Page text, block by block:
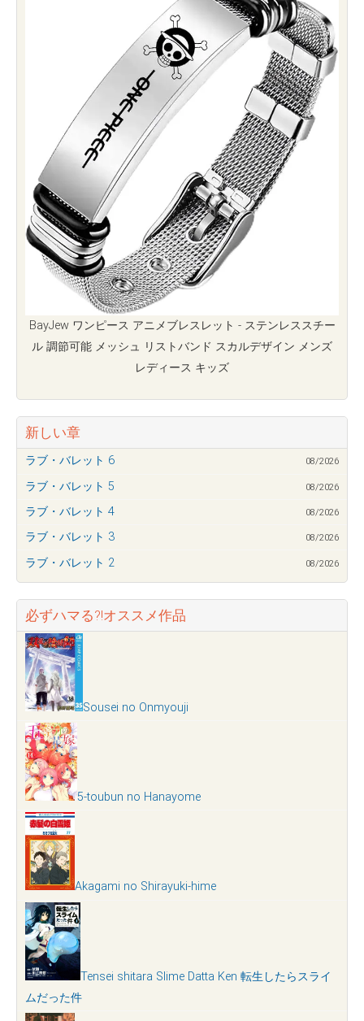
BayJew ワンピース アニメブレスレット - ステンレススチー
ル 調節可能 メッシュ リストバンド スカルデザイン メンズ
レディース キッズ
新しい章
ラブ・バレット 6 08/2026
ラブ・バレット 5 08/2026
ラブ・バレット 4 08/2026
ラブ・バレット 3 08/2026
ラブ・バレット 2 08/2026
必ずハマる?!オススメ作品
Sousei no Onmyouji
5-toubun no Hanayome
Akagami no Shirayuki-hime
Tensei shitara Slime Datta Ken 転生したらスライ
ムだった件